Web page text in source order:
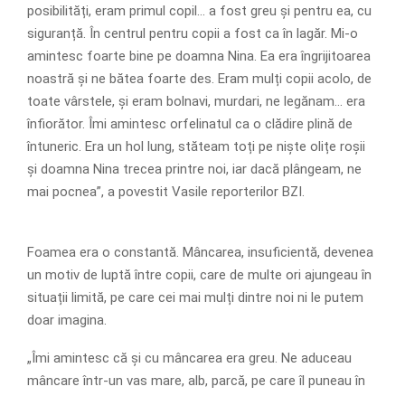
posibilități, eram primul copil… a fost greu și pentru ea, cu
siguranță. În centrul pentru copii a fost ca în lagăr. Mi-o
amintesc foarte bine pe doamna Nina. Ea era îngrijitoarea
noastră și ne bătea foarte des. Eram mulți copii acolo, de
toate vârstele, și eram bolnavi, murdari, ne legănam… era
înfiorător. Îmi amintesc orfelinatul ca o clădire plină de
întuneric. Era un hol lung, stăteam toți pe niște olițe roșii
și doamna Nina trecea printre noi, iar dacă plângeam, ne
mai pocnea”, a povestit Vasile reporterilor BZI.
Foamea era o constantă. Mâncarea, insuficientă, devenea
un motiv de luptă între copii, care de multe ori ajungeau în
situații limită, pe care cei mai mulți dintre noi ni le putem
doar imagina.
„Îmi amintesc că și cu mâncarea era greu. Ne aduceau
mâncare într-un vas mare, alb, parcă, pe care îl puneau în